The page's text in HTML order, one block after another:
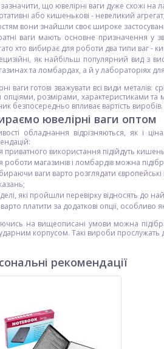
що ювелірні ваги дуже схожі на
або кишенькові - невеликий
вони знайшли своє широке
ваги мають основне призначення у
хто вибирає для роботи два типи ваг -
як найбільш популярний вид з
та ломбардах, а й у лабораторіях
ваги готові зважувати всі види
опціями, розмірами, характеристиками
безпосередньо впливає вартість виробів.
ювелірні ваги оптом
обладнання відрізняються, як і
приватного використання підійдуть
роботи магазинів і ломбардів можна
ваги варто розглядати європейські
які пройшли перевірку відносять до
платити за додаткові опції,
на вищеописані умови можна
корпусом. Такі вироби прослужать
рекомендації